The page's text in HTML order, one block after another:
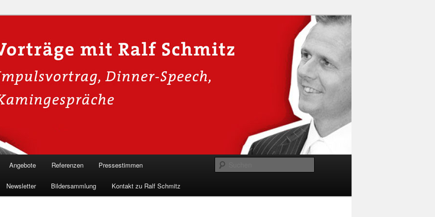
für Hackervorträge &
in die Welt der Cybersicherheit mit Ralf Schmitz. Erleben Sie Live-
& schützen Sie sich effektiv.
Angebote Referenzen Pressestimmen
Newsletter Bildersammlung Kontakt zu Ralf Schmitz